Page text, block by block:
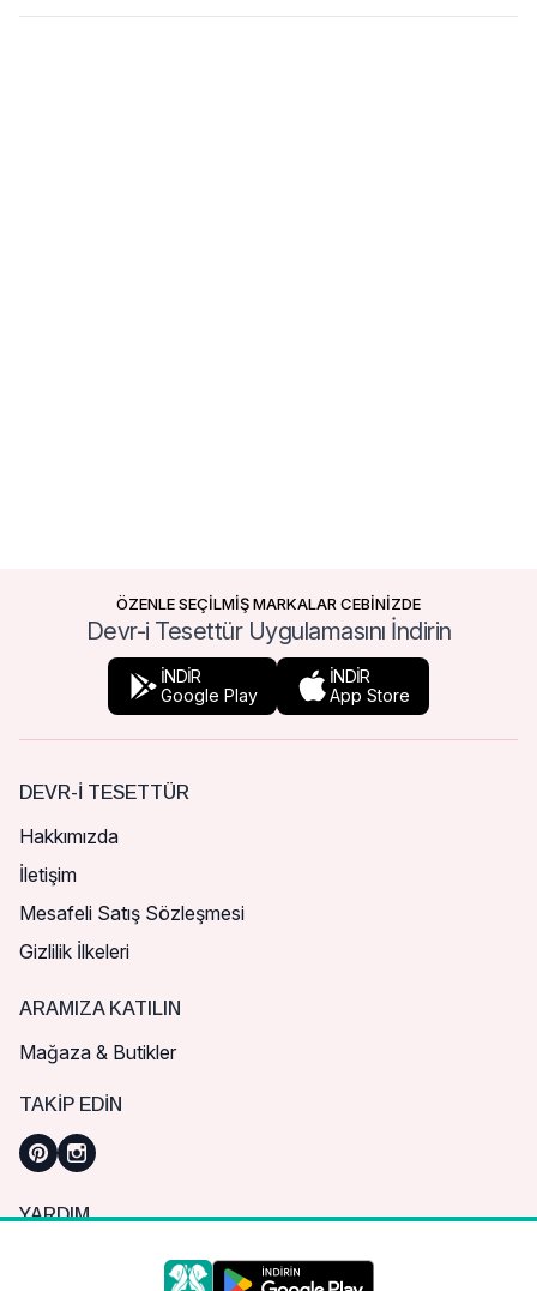
ÖZENLE SEÇİLMİŞ MARKALAR CEBİNİZDE
Devr-i Tesettür Uygulamasını İndirin
İNDİR
Google Play
İNDİR
App Store
DEVR-I TESETTÜR
Hakkımızda
İletişim
Mesafeli Satış Sözleşmesi
Gizlilik İlkeleri
ARAMIZA KATILIN
Mağaza & Butikler
TAKIP EDIN
YARDIM
Sık Sorulan Sorular